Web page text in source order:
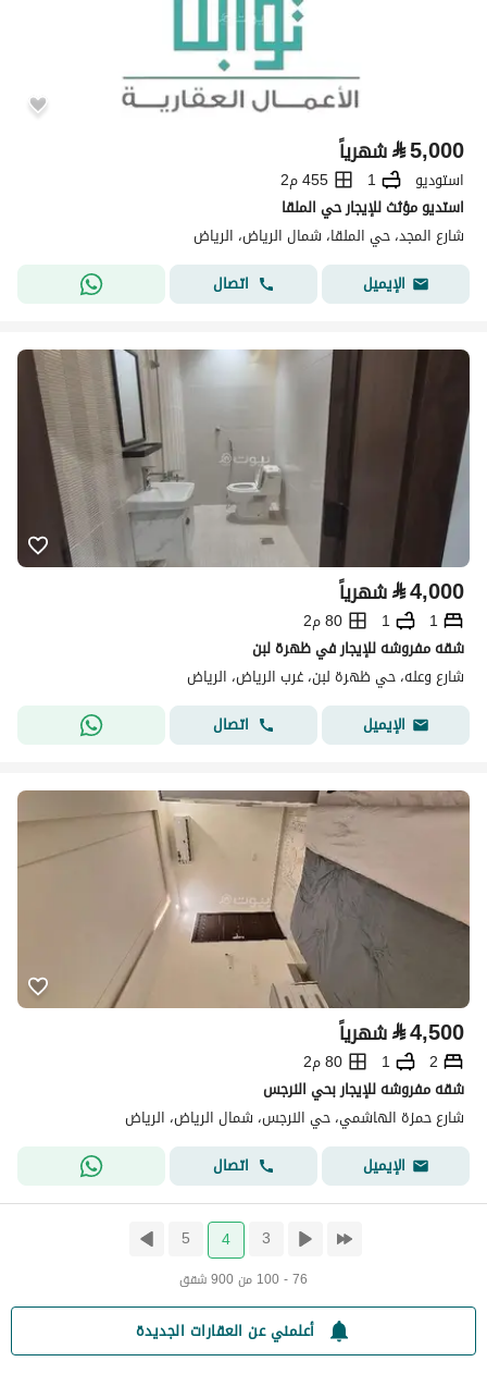
⃁5,000 شهرياً
استوديو 1
455 م2
استديو مؤثث للإيجار حي الملقا
شارع المجد، حي الملقا، شمال الرياض، الرياض
الإيميل
اتصال
⃁4,000 شهرياً
1
1
80 م2
شقه مفروشه للإيجار في ظهرة لبن
شارع وعله، حي ظهرة لبن، غرب الرياض، الرياض
الإيميل
اتصال
⃁4,500 شهرياً
2
1
80 م2
شقه مفروشه للإيجار بحي النرجس
شارع حمزة الهاشمي، حي النرجس، شمال الرياض، الرياض
الإيميل
اتصال
3
4
5
76 - 100 من 900 شقق
أعلمني عن العقارات الجديدة